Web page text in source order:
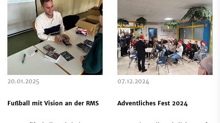
20.01.2025
Fußball mit Vision an der RMS
07.12.2024
Adventliches Fest 2024